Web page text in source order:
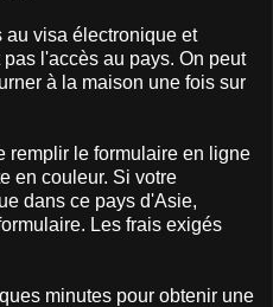
au visa électronique et
l'accès au pays. On peut
à la maison une fois sur
remplir le formulaire en ligne
en couleur. Si votre
dans ce pays d'Asie,
Les frais exigés
minutes pour obtenir une